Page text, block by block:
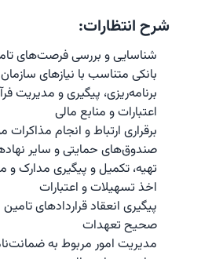
شرح انتظارات:
بانکی متناسب با نیازهای سازمان
اعتبارات و منابع مالی
صندوق‌های حمایتی و سایر نهادهای تامین مالی
اخذ تسهیلات و اعتبارات
صحیح تعهدات